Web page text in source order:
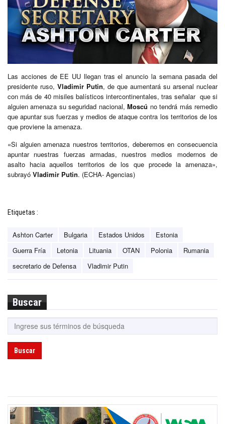
Las acciones de EE UU llegan tras el anuncio la semana pasada del
presidente ruso, Vladimir Putin, de que aumentará su arsenal nuclear
con más de 40 misiles balísticos intercontinentales, tras señalar que si
alguien amenaza su seguridad nacional,Moscú no tendrá más remedio
que apuntar sus fuerzas y medios de ataque contra los territorios de los
que proviene la amenaza.
«Si alguien amenaza nuestros territorios, deberemos en consecuencia
apuntar nuestras fuerzas armadas, nuestros medios modernos de
asalto hacia aquellos territorios de los que procede la amenaza»,
subrayó Vladimir Putin. (ECHA- Agencias)
Etiquetas :
Ashton Carter Bulgaria Estados Unidos
Estonia
Guerra Fría
Letonia Lituania OTAN Polonia
Rumania
secretario de Defensa
Vladimir Putin
Buscar
Buscar